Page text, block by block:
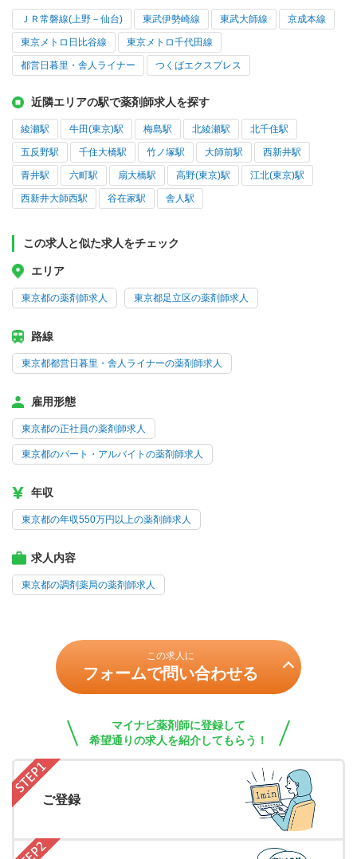
ＪＲ常磐線(上野－仙台) 東武伊勢崎線 東武大師線 京成本線
東京メトロ日比谷線 東京メトロ千代田線
都営日暮里・舎人ライナー つくばエクスプレス
近隣エリアの駅で薬剤師求人を探す
綾瀬駅 牛田(東京)駅 梅島駅 北綾瀬駅 北千住駅
五反野駅 千住大橋駅 竹ノ塚駅 大師前駅 西新井駅
青井駅 六町駅 扇大橋駅 高野(東京)駅 江北(東京)駅
西新井大師西駅 谷在家駅 舎人駅
この求人と似た求人をチェック
エリア
東京都の薬剤師求人 東京都足立区の薬剤師求人
路線
東京都都営日暮里・舎人ライナーの薬剤師求人
雇用形態
東京都の正社員の薬剤師求人
東京都のパート・アルバイトの薬剤師求人
年収
東京都の年収550万円以上の薬剤師求人
求人内容
東京都の調剤薬局の薬剤師求人
この求人に
フォームで問い合わせる
マイナビ薬剤師に登録して
希望通りの求人を紹介してもらう！
ご登録